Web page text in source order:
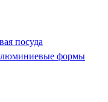
посуда
формы